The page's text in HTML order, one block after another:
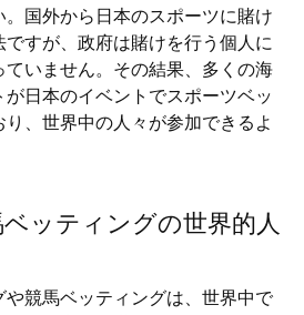
。国外から日本のスポーツに賭け
ですが、政府は賭けを行う個人に
いません。その結果、多くの海
日本のイベントでスポーツベッ
、世界中の人々が参加できるよ
ッティングの世界的人
や競馬ベッティングは、世界中で